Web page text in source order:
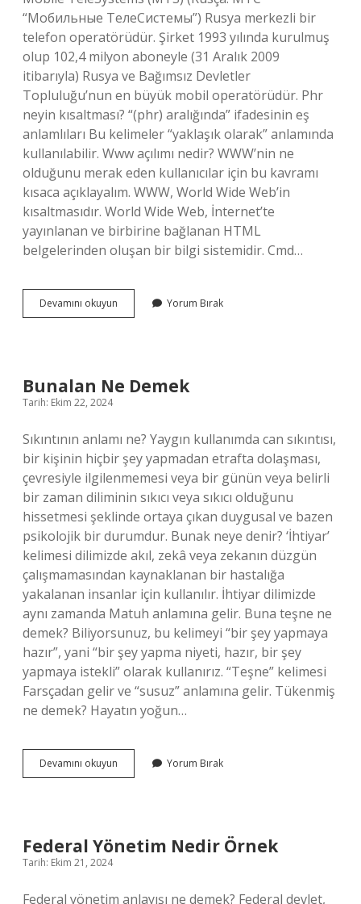
“Мобильные ТелеСистемы”) Rusya merkezli bir
telefon operatörüdür. Şirket 1993 yılında kurulmuş
olup 102,4 milyon aboneyle (31 Aralık 2009
itibarıyla) Rusya ve Bağımsız Devletler
Topluluğu’nun en büyük mobil operatörüdür. Phr
neyin kısaltması? “(phr) aralığında” ifadesinin eş
anlamlıları Bu kelimeler “yaklaşık olarak” anlamında
kullanılabilir. Www açılımı nedir? WWW’nin ne
olduğunu merak eden kullanıcılar için bu kavramı
kısaca açıklayalım. WWW, World Wide Web’in
kısaltmasıdır. World Wide Web, İnternet’te
yayınlanan ve birbirine bağlanan HTML
belgelerinden oluşan bir bilgi sistemidir. Cmd…
Devamını okuyun
Neyin
Yorum Bırak
Bunalan Ne Demek
Tarih: Ekim 22, 2024
Sıkıntının anlamı ne? Yaygın kullanımda can sıkıntısı,
bir kişinin hiçbir şey yapmadan etrafta dolaşması,
çevresiyle ilgilenmemesi veya bir günün veya belirli
bir zaman diliminin sıkıcı veya sıkıcı olduğunu
hissetmesi şeklinde ortaya çıkan duygusal ve bazen
psikolojik bir durumdur. Bunak neye denir? ‘İhtiyar’
kelimesi dilimizde akıl, zekâ veya zekanın düzgün
çalışmamasından kaynaklanan bir hastalığa
yakalanan insanlar için kullanılır. İhtiyar dilimizde
aynı zamanda Matuh anlamına gelir. Buna teşne ne
demek? Biliyorsunuz, bu kelimeyi “bir şey yapmaya
hazır”, yani “bir şey yapma niyeti, hazır, bir şey
yapmaya istekli” olarak kullanırız. “Teşne” kelimesi
Farsçadan gelir ve “susuz” anlamına gelir. Tükenmiş
ne demek? Hayatın yoğun…
Devamını okuyun Bunalan
Ne
Yorum Bırak
Federal Yönetim Nedir Örnek
Tarih: Ekim 21, 2024
Federal yönetim anlayışı ne demek? Federal devlet,